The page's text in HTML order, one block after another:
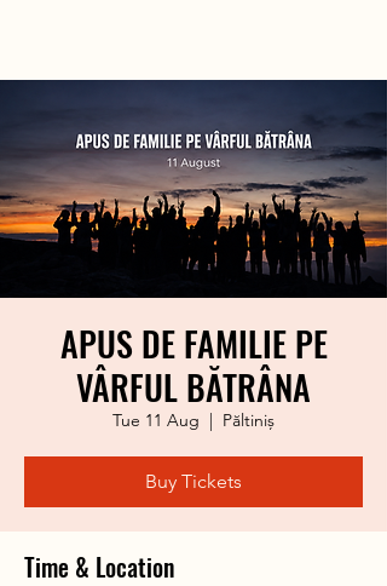
APUS DE FAMILIE PE
VÂRFUL BĂTRÂNA
Tue 11 Aug
  |
Păltiniș
Buy Tickets
Time & Location